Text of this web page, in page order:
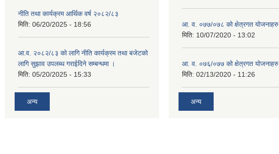
नीति तथा कार्यक्रम आर्थिक वर्ष २०८२/८३
मिति: 06/20/2025 - 18:56
आ.व. २०८२/८३ को लागि नीति कार्यक्रम तथा बजेटको
लागि सुझाव उपलब्ध गराईदिने सम्बन्धमा ।
मिति: 05/20/2025 - 15:33
अन्य
आ. व. ०७७/०७८ को क्षेत्रगत योजनाहरु
मिति: 10/07/2020 - 13:02
आ. व. ०७६/०७७ को क्षेत्रगत योजनाहरु
मिति: 02/13/2020 - 11:26
अन्य